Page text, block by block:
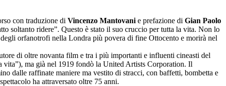
con traduzione di Vincenzo Mantovani e prefazione di Gian Paolo
soltanto ridere”. Questo è stato il suo cruccio per tutta la vita. Non lo
orfanotrofi nella Londra più povera di fine Ottocento e morirà nel
di oltre novanta film e tra i più importanti e influenti cineasti del
vita”), ma già nel 1919 fondò la United Artists Corporation. Il
dalle raffinate maniere ma vestito di stracci, con baffetti, bombetta e
ha attraversato oltre 75 anni.